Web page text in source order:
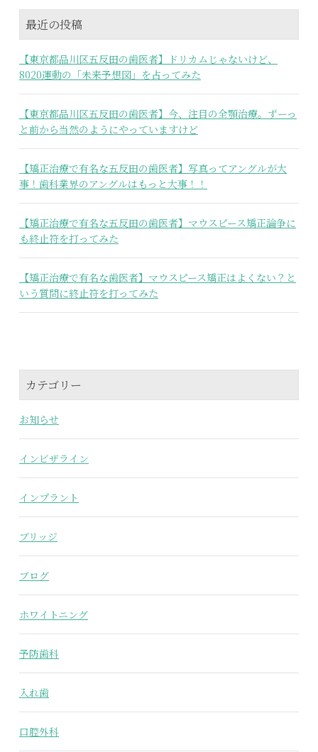
最近の投稿
【東京都品川区五反田の歯医者】ドリカムじゃないけど、
8020運動の「未来予想図」を占ってみた
【東京都品川区五反田の歯医者】今、注目の全顎治療。ずーっ
と前から当然のようにやっていますけど
【矯正治療で有名な五反田の歯医者】写真ってアングルが大
事！歯科業界のアングルはもっと大事！！
【矯正治療で有名な五反田の歯医者】マウスピース矯正論争に
も終止符を打ってみた
【矯正治療で有名な歯医者】マウスピース矯正はよくない？と
いう質問に終止符を打ってみた
カテゴリー
お知らせ
インビザライン
インプラント
ブリッジ
ブログ
ホワイトニング
予防歯科
入れ歯
口腔外科